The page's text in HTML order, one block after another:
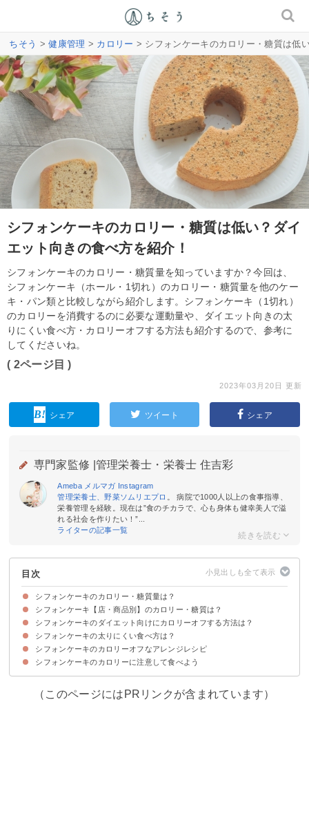
ちそう >健康管理 > カロリー > シフォンケーキのカロリー・糖質は低
シフォンケーキのカロリー・糖質は低い？ダイ
エット向きの食べ方を紹介！
シフォンケーキのカロリー・糖質量を知っていますか？今回は、
シフォンケーキ（ホール・1切れ）のカロリー・糖質量を他のケー
キ・パン類と比較しながら紹介します。シフォンケーキ（1切れ）
のカロリーを消費するのに必要な運動量や、ダイエット向きの太
りにくい食べ方・カロリーオフする方法も紹介するので、参考に
してくださいね。
( 2ページ目 )
2023年03月20日 更新
シェア ツイート シェア
専門家監修 | 管理栄養士・栄養士 住吉彩
Ameba メルマガ Instagram
管理栄養士、野菜ソムリエプロ
。 病院で1000人以上の食事指導、
栄養管理を経験。現在は”食のチカラで、心も身体も健幸美人で溢
れる社会を作りたい！”...
ライターの記事一覧
目次
シフォンケーキのカロリー・糖質量は？
シフォンケーキ（ホール・1切れ）のカロリー・糖質
シフォンケーキのカロリー・糖質量をケーキ・パン類と比較
シフォンケーキ（1切れ）のカロリー消費に必要な運動量
シフォンケーキ【店・商品別】のカロリー・糖質は？
シフォンケーキのダイエット向けにカロリーオフする方法は？
①サラダ油をバターで代用する
②高カロリーなトッピングは控える
③手作りをする
④たっぷりのフルーツと一緒にサンドして朝食にする
⑤カロリーオフをされている商品を選ぶ
シフォンケーキの太りにくい食べ方は？
①夜に食べない
②15時〜18時に食べる
③カロリー０の暖かい飲み物と一緒に食べる
シフォンケーキのカロリーオフなアレンジレシピ
①紅茶のシフォンケーキ（485kcal）
②抹茶と豆腐のシフォンケーキ（962kcal）
③しっとりシフォンケーキ（732kcal）
シフォンケーキのカロリーに注意して食べよう
（このページにはPRリンクが含まれています）